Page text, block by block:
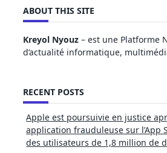
ABOUT THIS SITE
Kreyol Nyouz – est une Platforme
d’actualité informatique,
RECENT POSTS
Apple est poursuivie en justice
application frauduleuse sur l’App
des utilisateurs de 1,8 million de